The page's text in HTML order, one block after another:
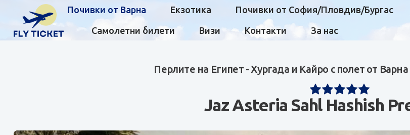
Почивки от Варна Екзотика Почивки от София/Пловдив/Бургас
Самолетни билети Визи Контакти За нас
Перлите на Египет - Хургада и Кайро с полет от
Jaz Asteria Sahl Hashish